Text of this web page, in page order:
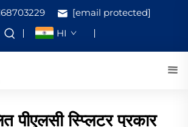
[email protected]
HI
पीएलसी स्प्लिटर प्रकार